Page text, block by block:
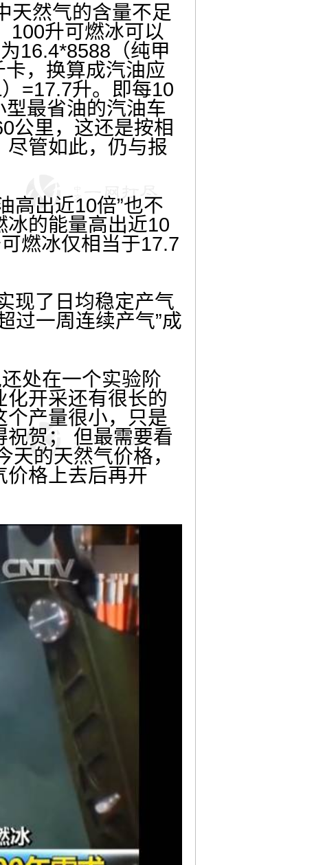
天然气的含量不足
100升可燃冰可以
16.4*8588（纯甲
，换算成汽油应
=17.7升。即每10
最省油的汽油车
公里，这还是按相
管如此，仍与报
高出近10倍”也不
冰的能量高出近10
燃冰仅相当于17.7
现了日均稳定产气
过一周连续产气”成
处在一个实验阶
开采还有很长的
个产量很小，只是
贺； 但最需要看
的天然气价格，
价格上去后再开